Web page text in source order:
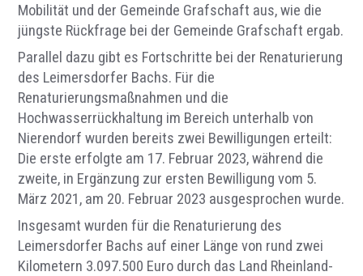
Mobilität und der Gemeinde Grafschaft aus, wie die
jüngste Rückfrage bei der Gemeinde Grafschaft ergab.
Parallel dazu gibt es Fortschritte bei der Renaturierung
des Leimersdorfer Bachs. Für die
Renaturierungsmaßnahmen und die
Hochwasserrückhaltung im Bereich unterhalb von
Nierendorf wurden bereits zwei Bewilligungen erteilt:
Die erste erfolgte am 17. Februar 2023, während die
zweite, in Ergänzung zur ersten Bewilligung vom 5.
März 2021, am 20. Februar 2023 ausgesprochen wurde.
Insgesamt wurden für die Renaturierung des
Leimersdorfer Bachs auf einer Länge von rund zwei
Kilometern 3.097.500 Euro durch das Land Rheinland-